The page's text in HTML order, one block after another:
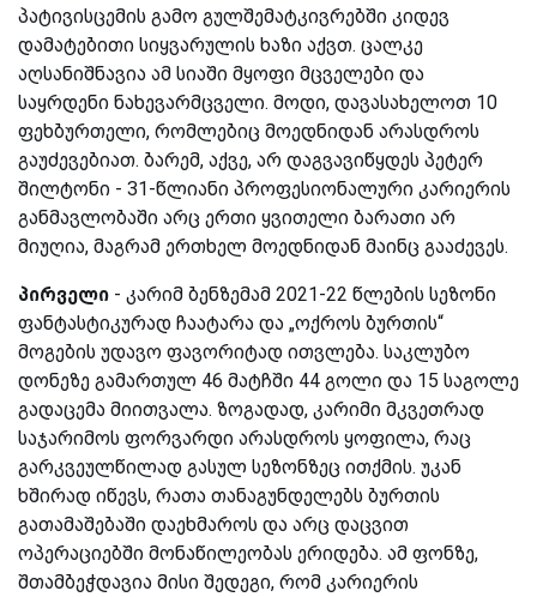
პატივისცემის გამო გულშემატკივრებში კიდევ
დამატებითი სიყვარულის ხაზი აქვთ. ცალკე
აღსანიშნავია ამ სიაში მყოფი მცველები და
საყრდენი ნახევარმცველი. მოდი, დავასახელოთ 10
ფეხბურთელი, რომლებიც მოედნიდან არასდროს
გაუძევებიათ. ბარემ, აქვე, არ დაგვავიწყდეს პეტერ
შილტონი - 31-წლიანი პროფესიონალური კარიერის
განმავლობაში არც ერთი ყვითელი ბარათი არ
მიუღია, მაგრამ ერთხელ მოედნიდან მაინც გააძევეს.
პირველი - კარიმ ბენზემამ 2021-22 წლების სეზონი
ფანტასტიკურად ჩაატარა და „ოქროს ბურთის“
მოგების უდავო ფავორიტად ითვლება. საკლუბო
დონეზე გამართულ 46 მატჩში 44 გოლი და 15 საგოლე
გადაცემა მიითვალა. ზოგადად, კარიმი მკვეთრად
საჯარიმოს ფორვარდი არასდროს ყოფილა, რაც
გარკვეულწილად გასულ სეზონზეც ითქმის. უკან
ხშირად იწევს, რათა თანაგუნდელებს ბურთის
გათამაშებაში დაეხმაროს და არც დაცვით
ოპერაციებში მონაწილეობას ერიდება. ამ ფონზე,
შთამბეჭდავია მისი შედეგი, რომ კარიერის